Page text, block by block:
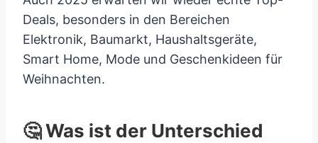
Deals, besonders in den Bereichen
Elektronik, Baumarkt, Haushaltsgeräte,
Smart Home, Mode und Geschenkideen für
Weihnachten.
🤔 Was ist der Unterschied